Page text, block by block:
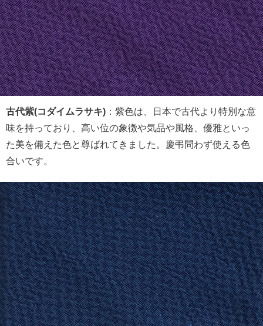
古代紫(コダイムラサキ) ：紫色は、日本で古代より特別な意
味を持っており、高い位の象徴や気品や風格、優雅といっ
た美を備えた色と尊ばれてきました。慶弔問わず使える色
合いです。